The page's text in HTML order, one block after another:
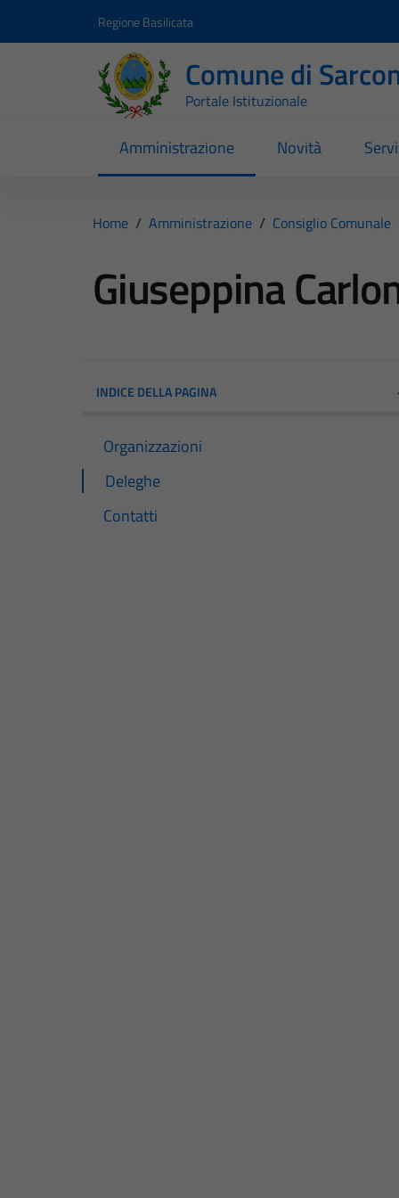
Regione Basilicata
Comune di
Portale Istituzionale
Amministrazione Novità
Home / Amministrazione / Consiglio Comunale
Giuseppina
INDICE DELLA PAGINA
Organizzazioni
Deleghe
Contatti